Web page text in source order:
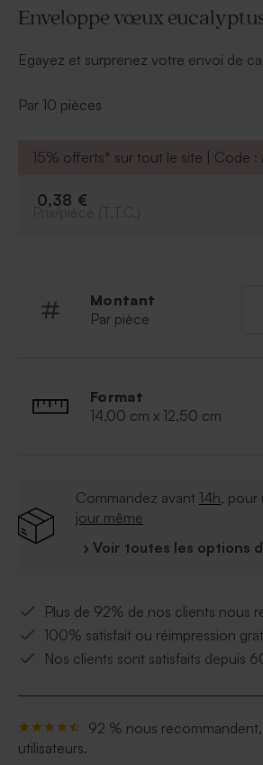
Enveloppe vœux
Egayez et surprenez votre envoi de
12.5 cm).
Format: 14x 12.5 cm
Enveloppe gommée
Par 10 pièces
15% offerts* sur tout le site | Code :
0,38 €
Montant
Par pièce
Format
14,00 cm x 12,50 cm
Commandez avant 14h, pour
jour même
› Voir toutes les options
Plus de 92% de nos clients nous
100% satisfait ou réimpression
Nos clients sont satisfaits depuis
92 % nous
utilisateurs.